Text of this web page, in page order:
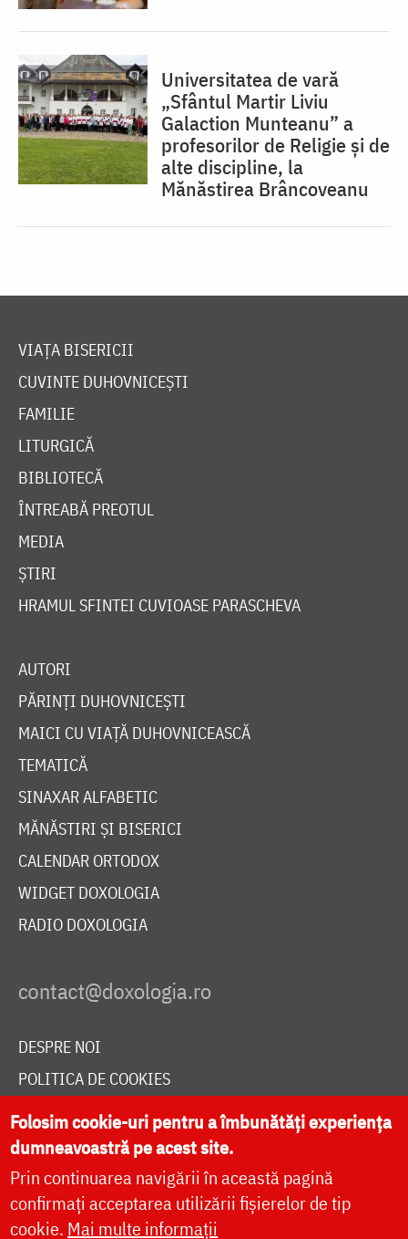
Universitatea de vară
„Sfântul Martir Liviu
Galaction Munteanu” a
profesorilor de Religie și de
alte discipline, la
Mănăstirea Brâncoveanu
VIAȚA BISERICII
CUVINTE DUHOVNICEȘTI
FAMILIE
LITURGICĂ
BIBLIOTECĂ
ÎNTREABĂ PREOTUL
MEDIA
ȘTIRI
HRAMUL SFINTEI CUVIOASE PARASCHEVA
AUTORI
PĂRINȚI DUHOVNICEȘTI
MAICI CU VIAȚĂ DUHOVNICEASCĂ
TEMATICĂ
SINAXAR ALFABETIC
MĂNĂSTIRI ȘI BISERICI
CALENDAR ORTODOX
WIDGET DOXOLOGIA
RADIO DOXOLOGIA
DESPRE NOI
POLITICA DE COOKIES
DONEAZĂ ONLINE PENTRU CATEDRALA NAȚIONALĂ
LIVE
Folosim cookie-uri pentru a îmbunătăți experiența
dumneavoastră pe acest site.
Prin continuarea navigării în această pagină
confirmați acceptarea utilizării fișierelor de tip
cookie. Mai multe informații